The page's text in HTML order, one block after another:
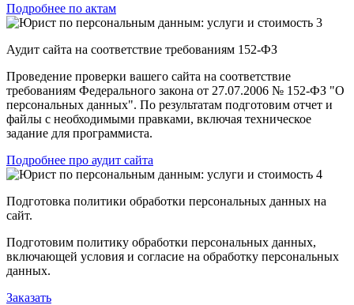
Подробнее по актам
Аудит сайта на соответствие требованиям 152-ФЗ
Проведение проверки вашего сайта на соответствие
требованиям Федерального закона от 27.07.2006 № 152-ФЗ "О
персональных данных". По результатам подготовим отчет и
файлы с необходимыми правками, включая техническое
задание для программиста.
Подробнее про аудит сайта
Подготовка политики обработки персональных данных на
сайт.
Подготовим политику обработки персональных данных,
включающей условия и согласие на обработку персональных
данных.
Заказать